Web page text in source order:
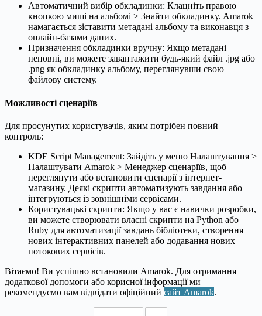
Автоматичний вибір обкладинки: Клацніть правою
кнопкою миші на альбомі > Знайти обкладинку. Amarok
намагається зіставити метадані альбому та виконавця з
онлайн-базами даних.
Призначення обкладинки вручну: Якщо метадані
неповні, ви можете завантажити будь-який файл .jpg або
.png як обкладинку альбому, переглянувши свою
файлову систему.
Можливості сценаріїв
Для просунутих користувачів, яким потрібен повний
контроль:
KDE Script Management: Зайдіть у меню Налаштування >
Налаштувати Amarok > Менеджер сценаріїв, щоб
переглянути або встановити сценарії з інтернет-
магазину. Деякі скрипти автоматизують завдання або
інтегруються із зовнішніми сервісами.
Користувацькі скрипти: Якщо у вас є навички розробки,
ви можете створювати власні скрипти на Python або
Ruby для автоматизації завдань бібліотеки, створення
нових інтерактивних панелей або додавання нових
потокових сервісів.
Вітаємо! Ви успішно встановили Amarok. Для отримання
додаткової допомоги або корисної інформації ми
рекомендуємо вам відвідати офіційний сайт Amarok.